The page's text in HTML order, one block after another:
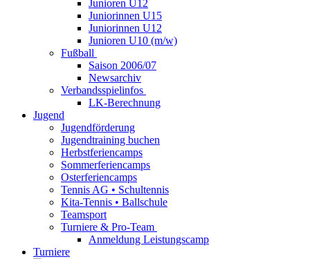
Junioren U12
Juniorinnen U15
Juniorinnen U12
Junioren U10 (m/w)
Fußball
Saison 2006/07
Newsarchiv
Verbandsspielinfos
LK-Berechnung
Jugend
Jugendförderung
Jugendtraining buchen
Herbstferiencamps
Sommerferiencamps
Osterferiencamps
Tennis AG • Schultennis
Kita-Tennis • Ballschule
Teamsport
Turniere & Pro-Team
Anmeldung Leistungscamp
Turniere